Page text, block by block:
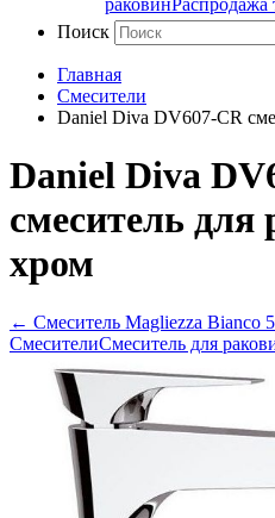
раковинРаспродажа
Поиск
Главная
Смесители
Daniel Diva DV607-CR
Daniel Diva
смеситель
хром
← Смеситель Magliezza Bianco
СмесителиСмеситель для